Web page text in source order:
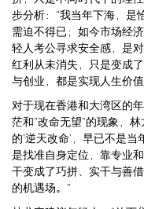
步分析：“我当年下海，是
需迫不得已；如今市场经
轻人考公寻求安全感，是
红利从未消失，只是变成
与创业，都是实现人生价
对于现在香港和大湾区的
茫和“改命无望”的现象，
的‘逆天改命’，早已不是
是找准自身定位，靠专业
干变成了巧拼、实干与善
的机遇场。”